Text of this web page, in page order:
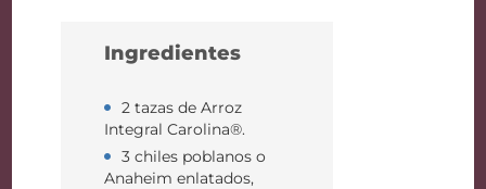
Ingredientes
2 tazas de Arroz
Integral Carolina®.
3 chiles poblanos o
Anaheim enlatados,